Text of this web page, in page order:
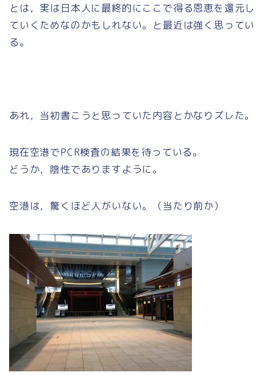
とは，実は日本人に最終的にここで得る恩恵を還元し
ていくためなのかもしれない。と最近は強く思ってい
る。
あれ，当初書こうと思っていた内容とかなりズレた。
現在空港でPCR検査の結果を待っている。
どうか，陰性でありますように。
空港は，驚くほど人がいない。（当たり前か）